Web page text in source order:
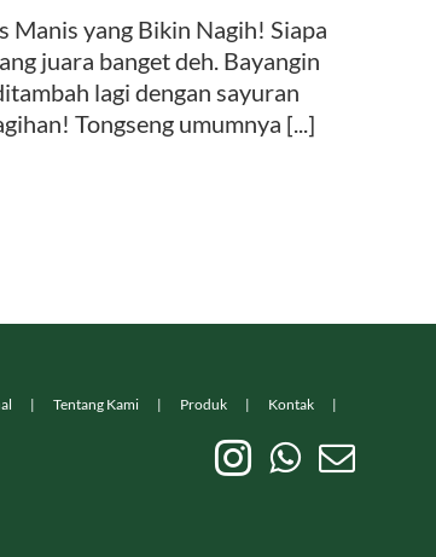
Manis yang Bikin Nagih! Siapa
juara banget deh. Bayangin
lagi dengan sayuran
Tongseng umumnya [...]
Tentang Kami Produk Kontak